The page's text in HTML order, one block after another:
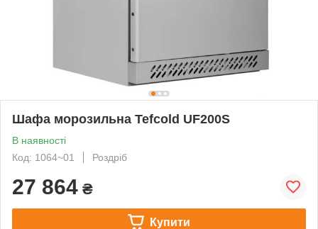
Шафа морозильна Tefcold UF200S
В наявності
Код: 1064~01
Роздріб
27 864 ₴
Купити